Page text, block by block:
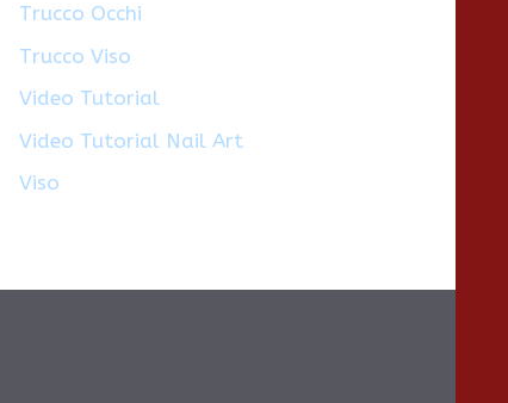
Trucco Occhi
Trucco Viso
Video Tutorial
Video Tutorial Nail Art
Viso